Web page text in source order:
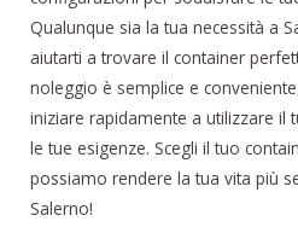
Qualunque sia la tua necessità a
aiutarti a trovare il container
noleggio è semplice e
iniziare rapidamente a utilizzare il
le tue esigenze. Scegli il tuo
possiamo rendere la tua vita più
Salerno!